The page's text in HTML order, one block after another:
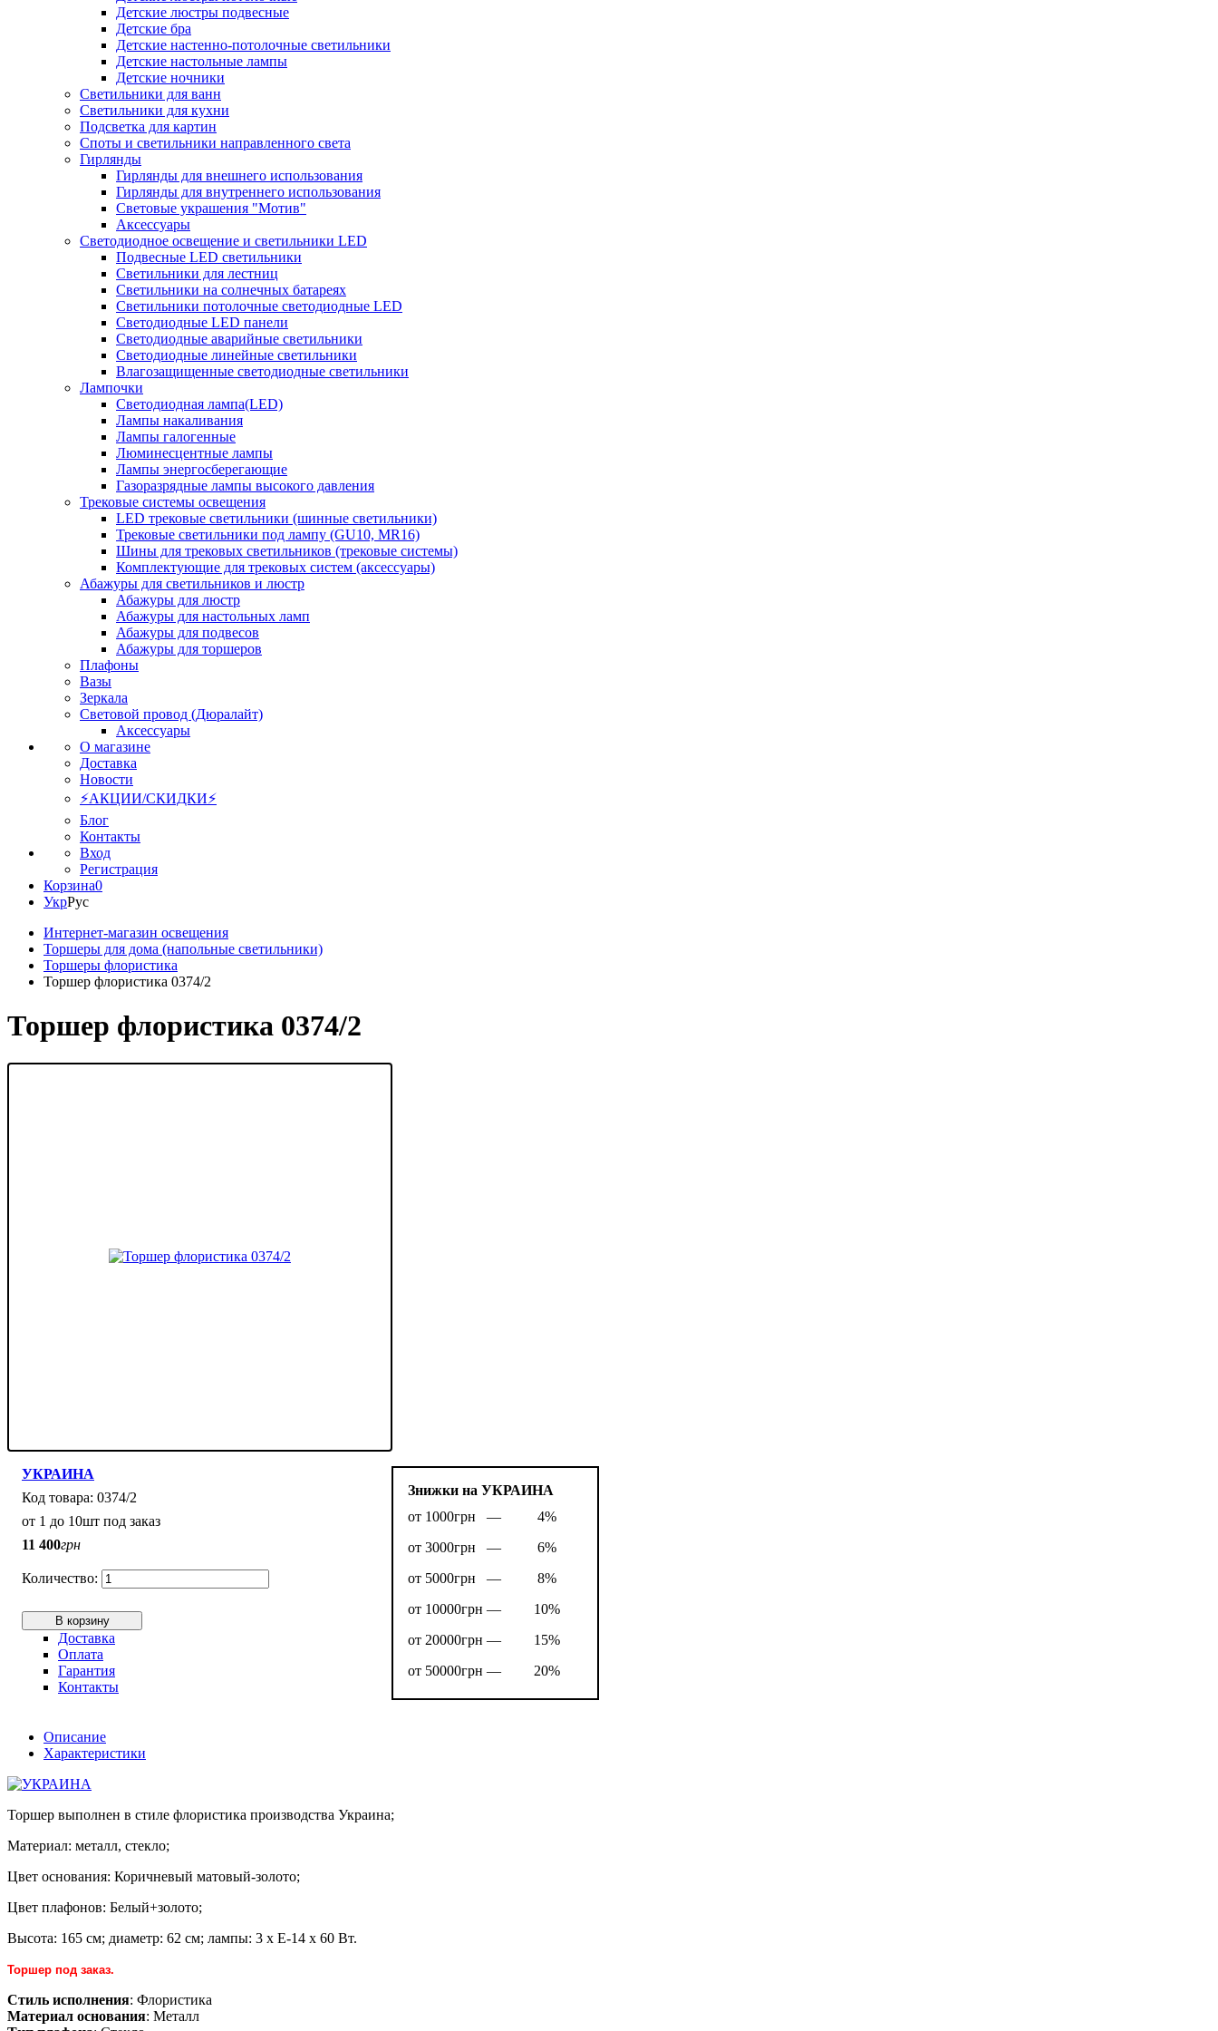
Детские люстры подвесные
Детские бра
Детские настенно-потолочные светильники
Детские настольные лампы
Детские ночники
Светильники для ванн
Светильники для кухни
Подсветка для картин
Споты и светильники направленного света
Гирлянды
Гирлянды для внешнего использования
Гирлянды для внутреннего использования
Световые украшения "Мотив"
Аксессуары
Светодиодное освещение и светильники LED
Подвесные LED светильники
Светильники для лестниц
Светильники на солнечных батареях
Светильники потолочные светодиодные LED
Светодиодные LED панели
Светодиодные аварийные светильники
Светодиодные линейные светильники
Влагозащищенные светодиодные светильники
Лампочки
Светодиодная лампа(LED)
Лампы накаливания
Лампы галогенные
Люминесцентные лампы
Лампы энергосберегающие
Газоразрядные лампы высокого давления
Трековые системы освещения
LED трековые светильники (шинные светильники)
Трековые светильники под лампу (GU10, MR16)
Шины для трековых светильников (трековые системы)
Комплектующие для трековых систем (аксессуары)
Абажуры для светильников и люстр
Абажуры для люстр
Абажуры для настольных ламп
Абажуры для подвесов
Абажуры для торшеров
Плафоны
Вазы
Зеркала
Световой провод (Дюралайт)
Аксессуары
О магазине
Доставка
Новости
⚡АКЦИИ/СКИДКИ⚡
Блог
Контакты
Вход
Регистрация
Корзина0
УкрРус
Интернет-магазин освещения
Торшеры для дома (напольные светильники)
Торшеры флористика
Торшер флористика 0374/2
Торшер флористика 0374/2
Знижки на УКРАИНА
от 1000грн —
4%
от 3000грн —
6%
от 5000грн —
8%
от 10000грн —
10%
от 20000грн —
15%
от 50000грн —
20%
УКРАИНА
0374/2
от 1 до 10шт под заказ
11 400грн
В корзину
Доставка
Оплата
Гарантия
Контакты
Описание
Характеристики
Торшер выполнен в стиле флористика производства Украина;
Материал: металл, стекло;
Цвет основания: Коричневый матовый-золото;
Цвет плафонов: Белый+золото;
Высота: 165 см; диаметр: 62 см; лампы: 3 х Е-14 х 60 Вт.
Торшер под заказ.
Стиль исполнения: Флористика
Материал основания: Металл